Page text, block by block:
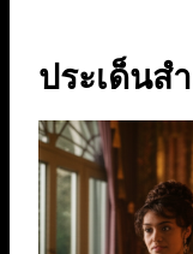
ประเด็น